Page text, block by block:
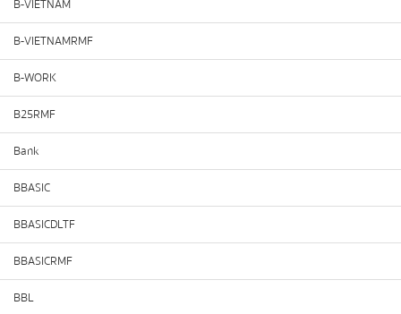
B-VIETNAM
B-VIETNAMRMF
B-WORK
B25RMF
Bank
BBASIC
BBASICDLTF
BBASICRMF
BBL